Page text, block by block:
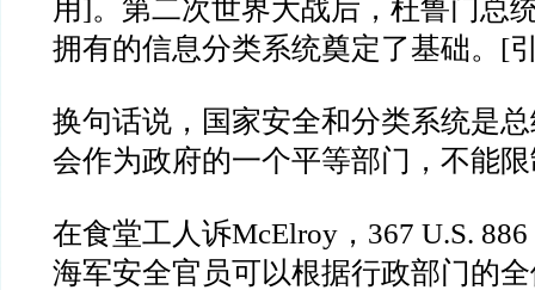
用]。第二次世界大战后，杜鲁门总
拥有的信息分类系统奠定了基础。 [
换句话说，国家安全和分类系统是
会作为政府的一个平等部门，不能
在食堂工人诉McElroy ， 367 U.S. 886
海军安全官员可以根据行政部门的